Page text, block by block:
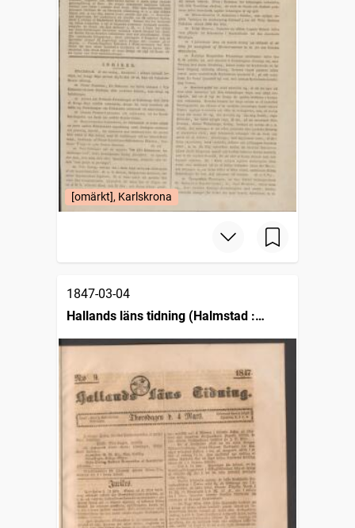
[omärkt], Karlskrona
1847-03-04
Hallands läns tidning (Halmstad :
1825)